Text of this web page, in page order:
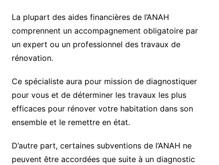
La plupart des aides financières de l’ANAH
comprennent un accompagnement obligatoire par
un expert ou un professionnel des travaux de
rénovation.
Ce spécialiste aura pour mission de diagnostiquer
pour vous et de déterminer les travaux les plus
efficaces pour rénover votre habitation dans son
ensemble et le remettre en état.
D’autre part, certaines subventions de l’ANAH ne
peuvent être accordées que suite à un diagnostic